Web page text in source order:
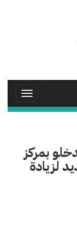
Toggle
بمركز
لزيادة